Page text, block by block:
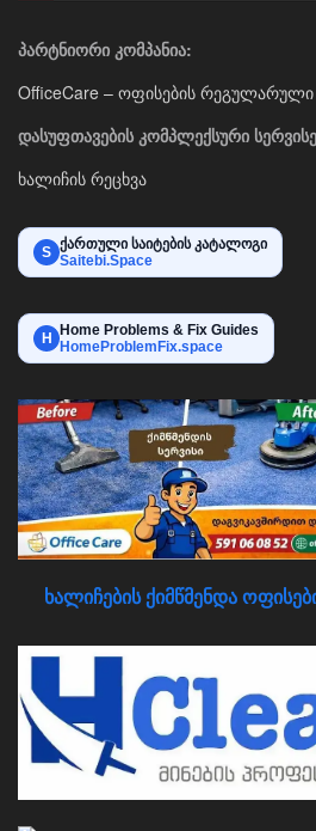
პარტნიორი კომპანია:
OfficeCare – ოფისების
დასუფთავების კომპლექსური
ხალიჩის რეცხვა
S ქართული საიტების კატალოგი
Saitebi.Space
H
Home Problems & Fix Guides
HomeProblemFix.space
ხალიჩების ქიმწმენდა